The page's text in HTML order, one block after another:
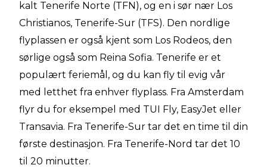
kalt Tenerife Norte (TFN), og en i sør nær Los
Christianos, Tenerife-Sur (TFS). Den nordlige
flyplassen er også kjent som Los Rodeos, den
sørlige også som Reina Sofia. Tenerife er et
populært feriemål, og du kan fly til evig vår
med letthet fra enhver flyplass. Fra Amsterdam
flyr du for eksempel med TUI Fly, EasyJet eller
Transavia. Fra Tenerife-Sur tar det en time til din
første destinasjon. Fra Tenerife-Nord tar det 10
til 20 minutter.